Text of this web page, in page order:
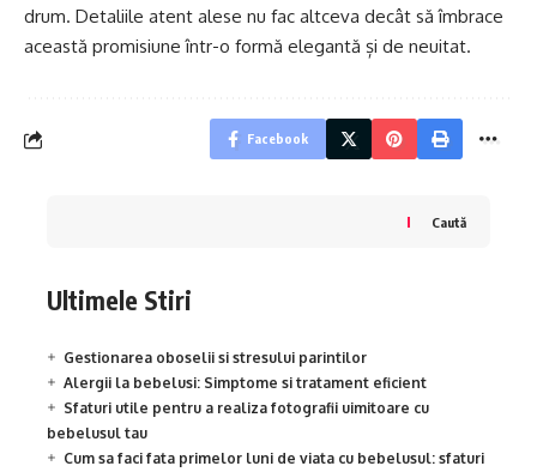
drum. Detaliile atent alese nu fac altceva decât să îmbrace
această promisiune într-o formă elegantă și de neuitat.
Facebook
Caută
Ultimele Stiri
Gestionarea oboselii si stresului parintilor
Alergii la bebelusi: Simptome si tratament eficient
Sfaturi utile pentru a realiza fotografii uimitoare cu
bebelusul tau
Cum sa faci fata primelor luni de viata cu bebelusul: sfaturi